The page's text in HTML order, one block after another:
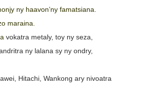
ny haavon’ny famatsiana.
maraina.
vokatra metaly, toy ny seza,
ny lalana sy ny ondry,
Hitachi, Wankong ary nivoatra